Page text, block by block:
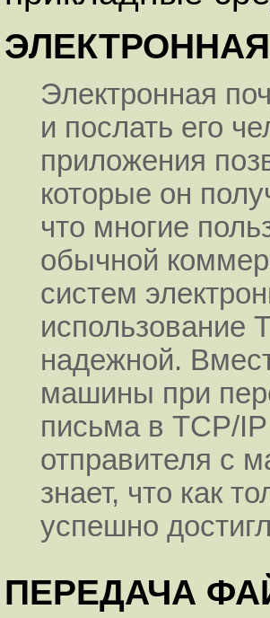
Электронная
и послать его
приложения
которые он
что многие
обычной
систем
использование
надежной.
машины при
письма в TCP/
отправителя с
знает, что как
успешно
ПЕРЕДАЧА